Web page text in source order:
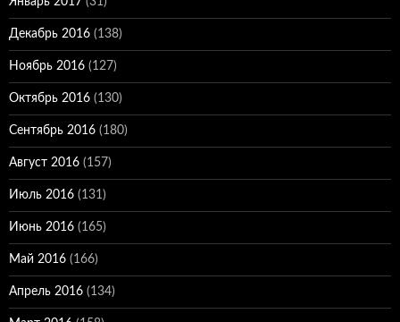
Декабрь 2016 (138)
Ноябрь 2016 (127)
Октябрь 2016 (130)
Сентябрь 2016 (180)
Август 2016 (157)
Июль 2016 (131)
Июнь 2016 (165)
Май 2016 (166)
Апрель 2016 (134)